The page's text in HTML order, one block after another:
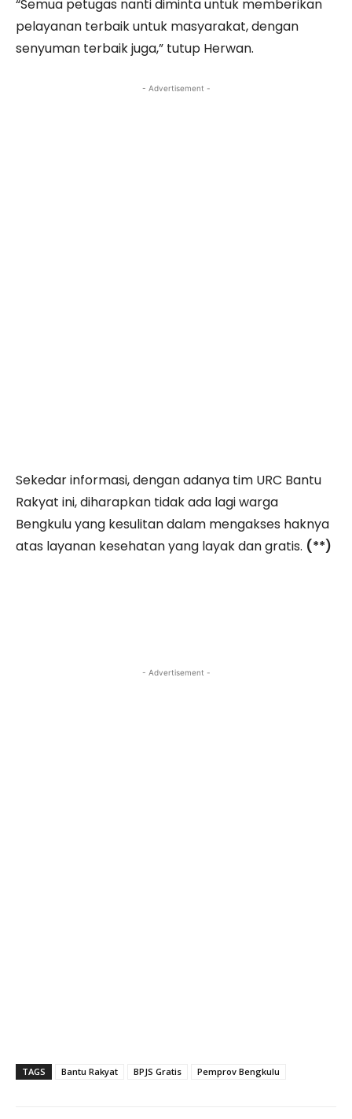
“Semua petugas nanti diminta untuk memberikan
pelayanan terbaik untuk masyarakat, dengan
senyuman terbaik juga,” tutup Herwan.
- Advertisement -
Sekedar informasi, dengan adanya tim URC Bantu
Rakyat ini, diharapkan tidak ada lagi warga
Bengkulu yang kesulitan dalam mengakses haknya
atas layanan kesehatan yang layak dan gratis. (**)
- Advertisement -
TAGS Bantu Rakyat BPJS Gratis Pemprov Bengkulu